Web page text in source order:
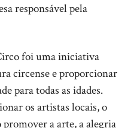
responsável pela
foi uma iniciativa
circense e proporcionar
para todas as idades.
os artistas locais, o
a arte, a alegria